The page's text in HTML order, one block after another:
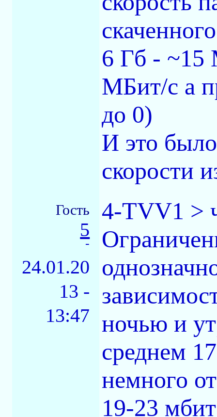
6 Гб - ~15
МБит/c а
до 0)
И это
скорости
Гость
5
-
24.01.20
13 -
13:47
4-TVV1 >
ночью и
среднем
немного
19-23